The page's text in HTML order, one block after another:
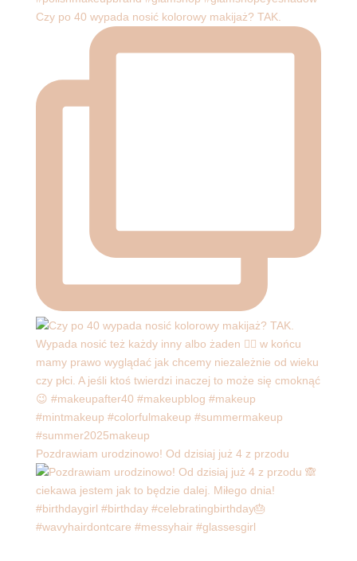
Czy po 40 wypada nosić kolorowy makijaż? TAK.
Pozdrawiam urodzinowo! Od dzisiaj już 4 z przodu